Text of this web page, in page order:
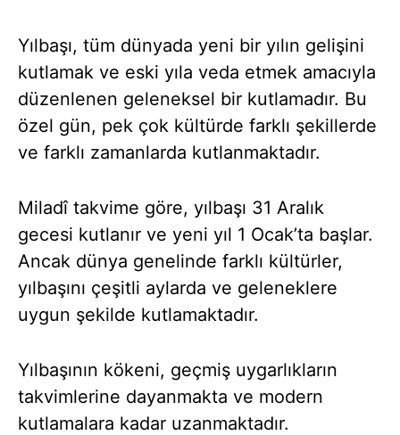
Yılbaşı, tüm dünyada yeni bir yılın gelişini
kutlamak ve eski yıla veda etmek amacıyla
düzenlenen geleneksel bir kutlamadır. Bu
özel gün, pek çok kültürde farklı şekillerde
ve farklı zamanlarda kutlanmaktadır.
Miladî takvime göre, yılbaşı 31 Aralık
gecesi kutlanır ve yeni yıl 1 Ocak’ta başlar.
Ancak dünya genelinde farklı kültürler,
yılbaşını çeşitli aylarda ve geleneklere
uygun şekilde kutlamaktadır.
Yılbaşının kökeni, geçmiş uygarlıkların
takvimlerine dayanmakta ve modern
kutlamalara kadar uzanmaktadır.